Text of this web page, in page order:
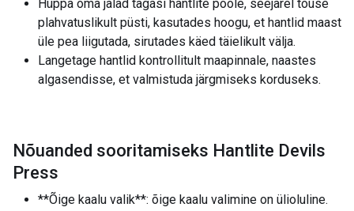
Hüppa oma jalad tagasi hantlite poole, seejärel tõuse
plahvatuslikult püsti, kasutades hoogu, et hantlid maast
üle pea liigutada, sirutades käed täielikult välja.
Langetage hantlid kontrollitult maapinnale, naastes
algasendisse, et valmistuda järgmiseks korduseks.
Nõuanded sooritamiseks Hantlite Devils
Press
**Õige kaalu valik**: õige kaalu valimine on ülioluline.